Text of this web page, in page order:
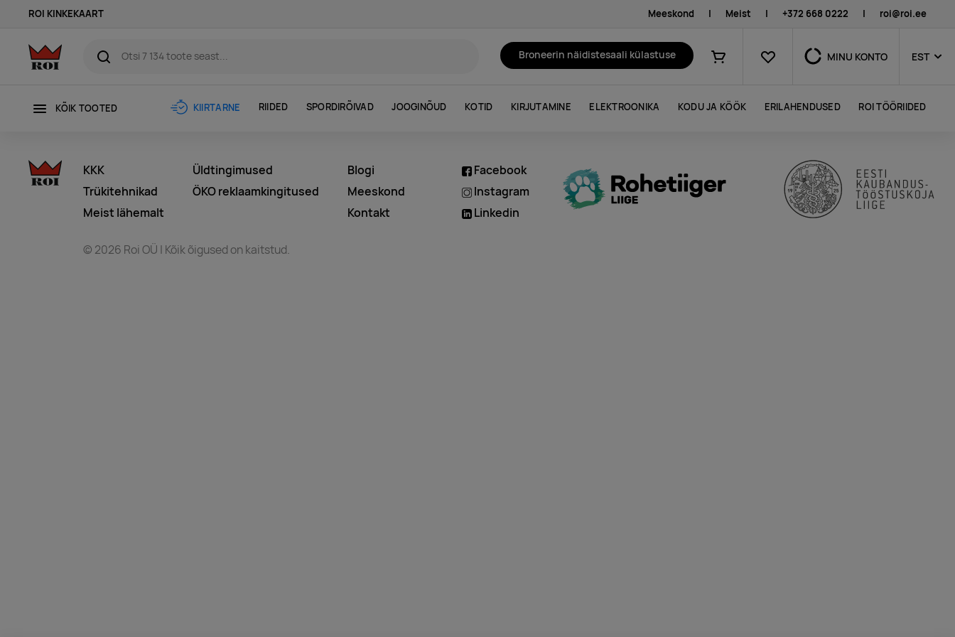
ROI KINKEKAART Meeskond | Meist | +372 668 0222 | roi@roi.ee
Broneerin näidistesaali külastuse
Ostukorv
Lemmikud MINU KONTO EST
KÕIK TOOTED KIIRTARNE RIIDED SPORDIRÕIVAD JOOGINÕUD KOTID KIRJUTAMINE ELEKTROONIKA KODU JA KÖÖK ERILAHENDUSED ROI TÖÖRIIDED
KKK
Trükitehnikad
Meist lähemalt
Üldtingimused
ÖKO reklaamkingitused
Blogi
Meeskond
Kontakt
Facebook
Instagram
Linkedin
© 2026 Roi OÜ | Kõik õigused on kaitstud.